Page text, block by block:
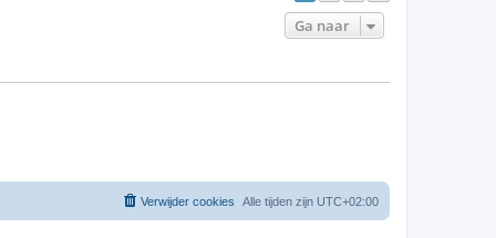
Ga naar
Alle tijden zijn UTC+02:00
Verwijder cookies